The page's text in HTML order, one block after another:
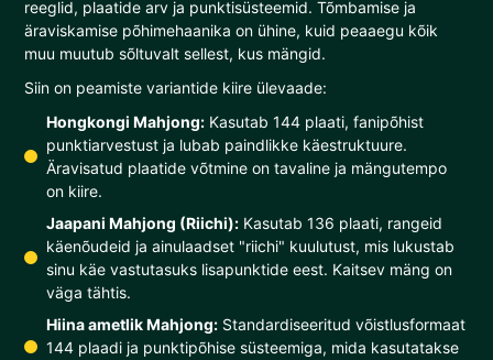
reeglid, plaatide arv ja punktisüsteemid. Tõmbamise ja
äraviskamise põhimehaanika on ühine, kuid peaaegu kõik
muu muutub sõltuvalt sellest, kus mängid.
Siin on peamiste variantide kiire ülevaade:
Hongkongi Mahjong: Kasutab 144 plaati, fanipõhist
punktiarvestust ja lubab paindlikke käestruktuure.
Äravisatud plaatide võtmine on tavaline ja mängutempo
on kiire.
Jaapani Mahjong (Riichi): Kasutab 136 plaati, rangeid
käenõudeid ja ainulaadset "riichi" kuulutust, mis lukustab
sinu käe vastutasuks lisapunktide eest. Kaitsev mäng on
väga tähtis.
Hiina ametlik Mahjong: Standardiseeritud võistlusformaat
144 plaadi ja punktipõhise süsteemiga, mida kasutatakse